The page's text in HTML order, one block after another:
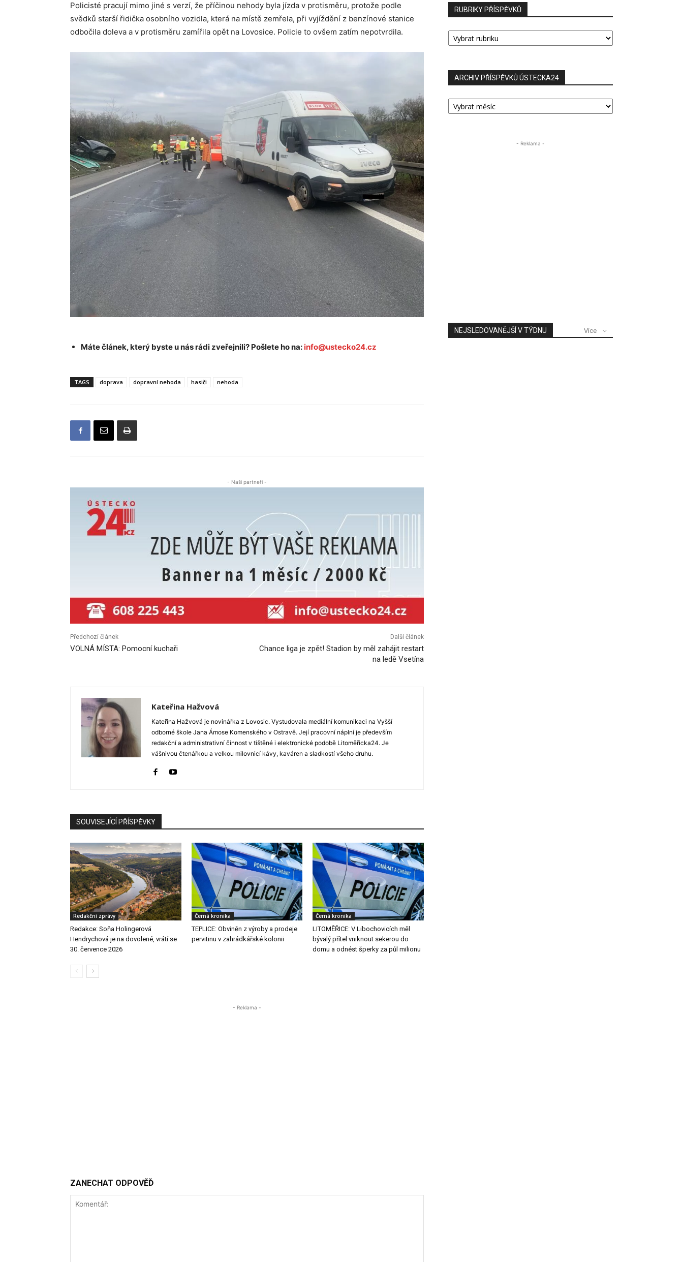
Policisté pracují mimo jiné s verzí, že příčinou nehody byla jízda v protisměru, protože podle
svědků starší řidička osobního vozidla, která na místě zemřela, při vyjíždění z benzínové stanice
odbočila doleva a v protisměru zamířila opět na Lovosice. Policie to ovšem zatím nepotvrdila.
Máte článek, který byste u nás rádi zveřejnili? Pošlete ho na: info@ustecko24.cz
TAGS doprava dopravní nehoda hasiči nehoda
- Naši partneři -
Předchozí článek
VOLNÁ MÍSTA: Pomocní kuchaři
Další článek
Chance liga je zpět! Stadion by měl zahájit restart
na ledě Vsetína
Kateřina Hažvová
Kateřina Hažvová je novinářka z Lovosic. Vystudovala mediální komunikaci na Vyšší
odborné škole Jana Ámose Komenského v Ostravě. Její pracovní náplní je především
redakční a administrativní činnost v tištěné i elektronické podobě Litoměřicka24. Je
vášnivou čtenářkou a velkou milovnicí kávy, kaváren a sladkostí všeho druhu.
SOUVISEJÍCÍ PŘÍSPĚVKY
Redakční zprávy
Redakce: Soňa Holingerová
Hendrychová je na dovolené, vrátí se
30. července 2026
Černá kronika
TEPLICE: Obviněn z výroby a prodeje
pervitinu v zahrádkářské kolonii
Černá kronika
LITOMĚŘICE: V Libochovicích měl
bývalý přítel vniknout sekerou do
domu a odnést šperky za půl milionu
- Reklama -
ZANECHAT ODPOVĚĎ
RUBRIKY PŘÍSPĚVKŮ
RUBRIKY
PŘÍSPĚVKŮ
ARCHIV PŘÍSPĚVKŮ ÚSTECKA24
ARCHIV
PŘÍSPĚVKŮ
- Reklama -
NEJSLEDOVANĚJŠÍ V TÝDNU Více